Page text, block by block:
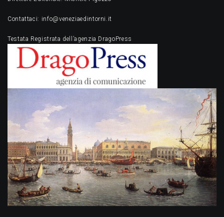
Contattaci: info@veneziaedintorni.it
Testata Registrata dell’agenzia DragoPress